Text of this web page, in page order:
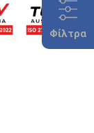
Φίλτρα